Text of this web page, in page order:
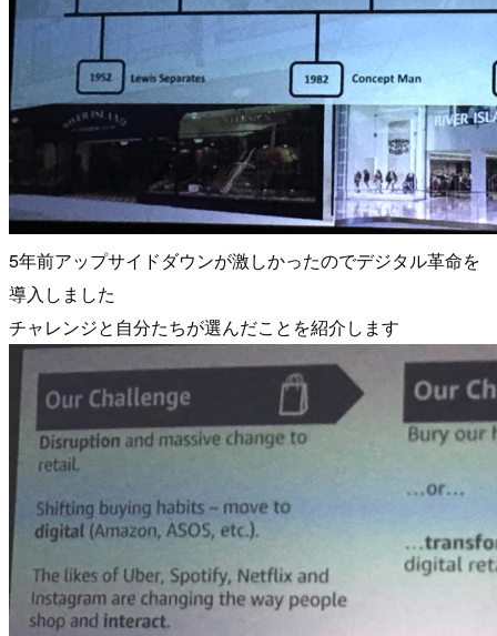
5年前アップサイドダウンが激しかったのでデジタル革命を
導入しました
チャレンジと自分たちが選んだことを紹介します